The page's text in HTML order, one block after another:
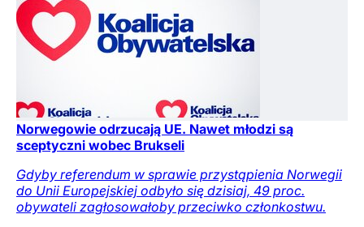
Norwegowie odrzucają UE. Nawet młodzi są
sceptyczni wobec Brukseli
Gdyby referendum w sprawie przystąpienia Norwegii
do Unii Europejskiej odbyło się dzisiaj, 49 proc.
obywateli zagłosowałoby przeciwko członkostwu.